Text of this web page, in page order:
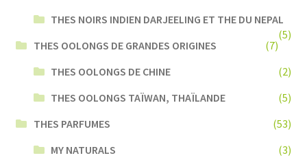
THES NOIRS INDIEN DARJEELING ET THE DU NEPAL
(5)
THES OOLONGS DE GRANDES ORIGINES
(7)
THES OOLONGS DE CHINE
(2)
THES OOLONGS TAÏWAN, THAÏLANDE
(5)
THES PARFUMES
(53)
MY NATURALS
(3)